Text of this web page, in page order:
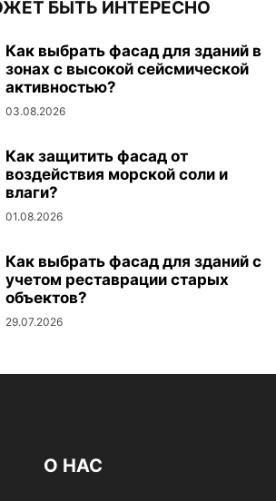
БЫТЬ ИНТЕРЕСНО
Как выбрать фасад для зданий в
зонах с высокой сейсмической
активностью?
03.08.2026
Как защитить фасад от
воздействия морской соли и
влаги?
01.08.2026
Как выбрать фасад для зданий с
учетом реставрации старых
объектов?
29.07.2026
О НАС